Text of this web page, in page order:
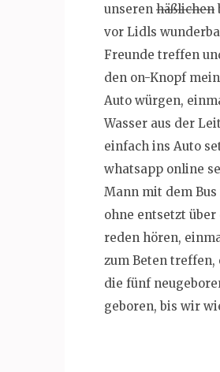
unseren häßlichen
vor Lidls
Freunde treffen
den on-Knopf
Auto würgen,
Wasser aus der
einfach ins Auto
whatsapp online
Mann mit dem
ohne entsetzt
reden hören,
zum Beten
die fünf
geboren, bis wir